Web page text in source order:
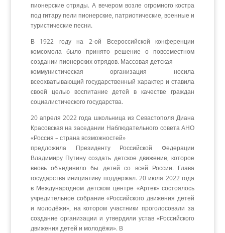
пионерские отряды. А вечером возле огромного костра
под гитару пели пионерские, патриотические, военные и
туристические песни.
В 1922 году на 2-ой Всероссийской конференции
комсомола было принято решение о повсеместном
создании пионерских отрядов. Массовая детская
коммунистическая организация носила
всеохватывающий государственный характер и ставила
своей целью воспитание детей в качестве граждан
социалистического государства.
20 апреля 2022 года школьница из Севастополя Диана
Красовская на заседании Наблюдательного совета АНО
«Россия – страна возможностей»
предложила Президенту Российской Федерации
Владимиру Путину создать детское движение, которое
вновь объединило бы детей со всей России. Глава
государства инициативу поддержал. 20 июля 2022 года
в Международном детском центре «Артек» состоялось
учредительное собрание «Российского движения детей
и молодёжи», на котором участники проголосовали за
создание организации и утвердили устав «Российского
движения детей и молодёжи». В